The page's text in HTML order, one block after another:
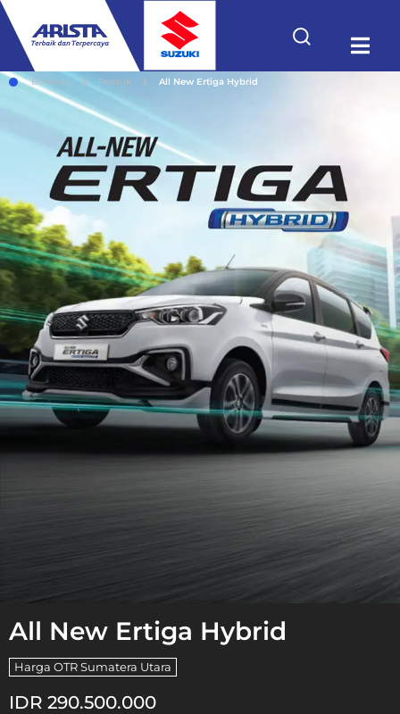
Beranda Produk All New Ertiga Hybrid
All New Ertiga Hybrid
Harga OTR Sumatera Utara
IDR 290.500.000